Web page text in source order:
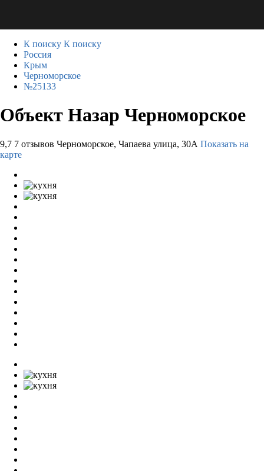
К поиску К поиску
Россия
Крым
Черноморское
№25133
Объект Назар Черноморское
9,7 7 отзывов Черноморское, Чапаева улица, 30А Показать на
карте